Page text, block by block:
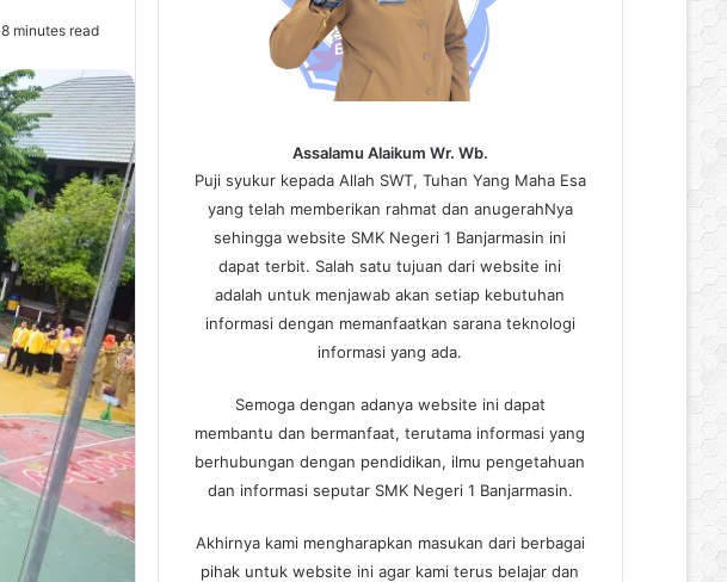
8 minutes read
Assalamu Alaikum Wr. Wb.
Puji syukur kepada Allah SWT, Tuhan Yang Maha Esa
yang telah memberikan rahmat dan anugerahNya
sehingga website SMK Negeri 1 Banjarmasin ini
dapat terbit. Salah satu tujuan dari website ini
adalah untuk menjawab akan setiap kebutuhan
informasi dengan memanfaatkan sarana teknologi
informasi yang ada.
Semoga dengan adanya website ini dapat
membantu dan bermanfaat, terutama informasi yang
berhubungan dengan pendidikan, ilmu pengetahuan
dan informasi seputar SMK Negeri 1 Banjarmasin.
Akhirnya kami mengharapkan masukan dari berbagai
pihak untuk website ini agar kami terus belajar dan